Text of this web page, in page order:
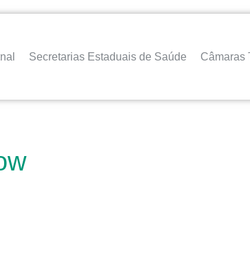
Secretarias Estaduais de Saúde Câmaras